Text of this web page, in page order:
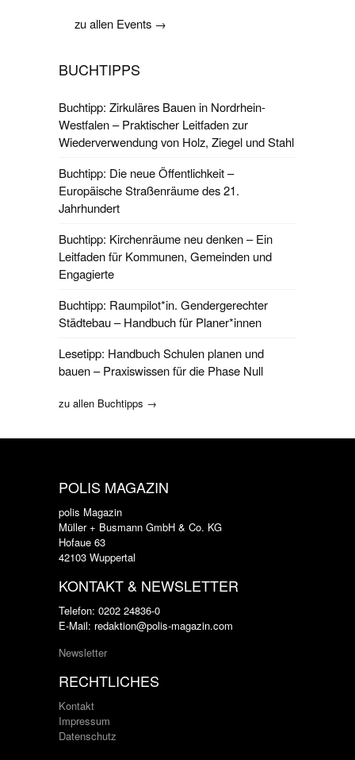
zu allen Events →
BUCHTIPPS
Buchtipp: Zirkuläres Bauen in Nordrhein-
Westfalen – Praktischer Leitfaden zur
Wiederverwendung von Holz, Ziegel und Stahl
Buchtipp: Die neue Öffentlichkeit –
Europäische Straßenräume des 21.
Jahrhundert
Buchtipp: Kirchenräume neu denken – Ein
Leitfaden für Kommunen, Gemeinden und
Engagierte
Buchtipp: Raumpilot*in. Gendergerechter
Städtebau – Handbuch für Planer*innen
Lesetipp: Handbuch Schulen planen und
bauen – Praxiswissen für die Phase Null
zu allen Buchtipps →
POLIS MAGAZIN
polis Magazin
Müller + Busmann GmbH & Co. KG
Hofaue 63
42103 Wuppertal
KONTAKT & NEWSLETTER
Telefon: 0202 24836-0
E-Mail: redaktion@polis-magazin.com
Newsletter
RECHTLICHES
Kontakt
Impressum
Datenschutz